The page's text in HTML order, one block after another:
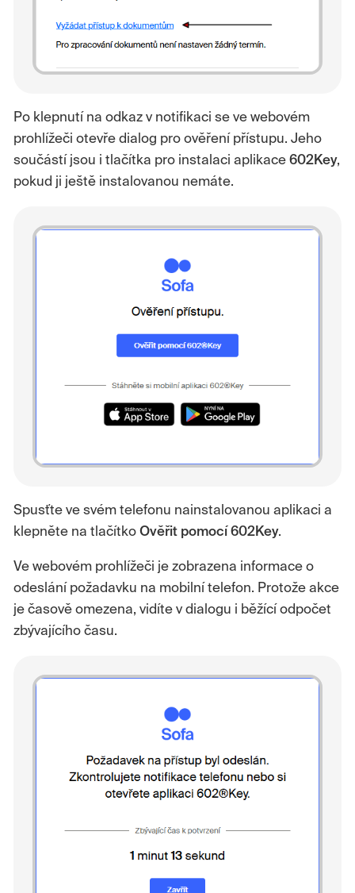
Po klepnutí na odkaz v notifikaci se ve webovém
prohlížeči otevře dialog pro ověření přístupu. Jeho
součástí jsou i tlačítka pro instalaci aplikace 602Key,
pokud ji ještě instalovanou nemáte.
Spusťte ve svém telefonu nainstalovanou aplikaci a
klepněte na tlačítko Ověřit pomocí 602Key.
Ve webovém prohlížeči je zobrazena informace o
odeslání požadavku na mobilní telefon. Protože akce
je časově omezena, vidíte v dialogu i běžící odpočet
zbývajícího času.